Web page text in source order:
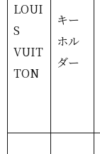
LOUI
S
VUIT
TON
キー
ホル
ダー